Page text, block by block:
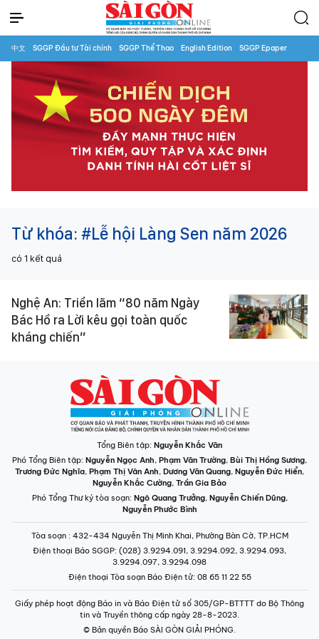
中文 SGGP Đầu tư Tài chính SGGP Thể Thao English Edition SGGP Epaper
Từ khóa: #Lễ hội Làng Sen năm 2026
có 1 kết quả
Nghệ An: Triển lãm “80 năm Ngày
Bác Hồ ra Lời kêu gọi toàn quốc
kháng chiến”
Tổng Biên tập: Nguyễn Khắc Văn
Phó Tổng Biên tập: Nguyễn Ngọc Anh, Phạm Văn Trường, Bùi Thị Hồng Sương,
Trương Đức Nghĩa, Phạm Thị Vân Anh, Dương Văn Quang, Nguyễn Đức Hiển,
Nguyễn Khắc Cường, Trần Gia Bảo
Phó Tổng Thư ký tòa soạn: Ngô Quang Trưởng, Nguyễn Chiến Dũng,
Nguyễn Phước Bình
Tòa soạn : 432-434 Nguyễn Thị Minh Khai, Phường Bàn Cờ, TP.HCM
Điện thoại Báo SGGP: (028) 3.9294.091, 3.9294.092, 3.9294.093,
3.9294.097, 3.9294.098
Điện thoại Tòa soạn Báo Điện tử: 08 65 11 22 55
Giấy phép hoạt động Báo in và Báo Điện tử số 305/GP-BTTTT do Bộ Thông
tin và Truyền thông cấp ngày 28-8-2023.
© Bản quyền Báo SÀI GÒN GIẢI PHÓNG.